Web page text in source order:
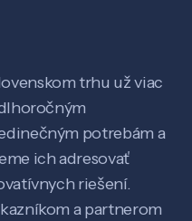
trhu už viac
potrebám a
ich adresovať
riešení.
a partnerom